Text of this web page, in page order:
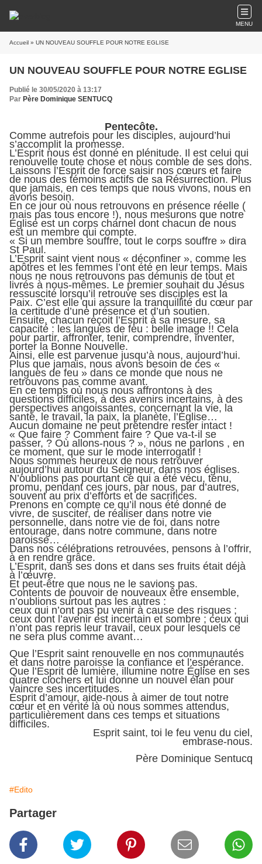
MENU
Accueil » UN NOUVEAU SOUFFLE POUR NOTRE EGLISE
UN NOUVEAU SOUFFLE POUR NOTRE EGLISE
Publié le 30/05/2020 à 13:17
Par Père Dominique SENTUCQ
Pentecôte.
Comme autrefois pour les disciples, aujourd’hui
s’accomplit la promesse.
L’Esprit nous est donné en plénitude. Il est celui qui
renouvelle toute chose et nous comble de ses dons.
Laissons l’Esprit de force saisir nos cœurs et faire
de nous des témoins actifs de sa Résurrection. Plus
que jamais, en ces temps que nous vivons, nous en
avons besoin.
En ce jour où nous retrouvons en présence réelle (
mais pas tous encore !), nous mesurons que notre
Église est un corps charnel dont chacun de nous
est un membre qui compte.
« Si un membre souffre, tout le corps souffre » dira
St Paul.
L’Esprit saint vient nous « déconfiner », comme les
apôtres et les femmes l’ont été en leur temps. Mais
nous ne nous retrouvons pas démunis de tout et
livrés à nous-mêmes. Le premier souhait du Jésus
ressuscité lorsqu’il retrouve ses disciples est la
Paix. C’est elle qui assure la tranquillité du cœur par
la certitude d’une présence et d’un soutien.
Ensuite, chacun reçoit l’Esprit à sa mesure, sa
capacité : les langues de feu : belle image !! Cela
pour partir, affronter, tenir, comprendre, inventer,
porter la Bonne Nouvelle.
Ainsi, elle est parvenue jusqu’à nous, aujourd’hui.
Plus que jamais, nous avons besoin de ces «
langues de feu » dans ce monde que nous ne
retrouvons pas comme avant.
En ce temps où nous nous affrontons à des
questions difficiles, à des avenirs incertains, à des
perspectives angoissantes, concernant la vie, la
santé, le travail, la paix, la planète, l’Église…
Aucun domaine ne peut prétendre rester intact !
« Que faire ? Comment faire ? Que va-t-il se
passer, ? Où allons-nous ? », nous ne parlons , en
ce moment, que sur le mode interrogatif !
Nous sommes heureux de nous retrouver
aujourd’hui autour du Seigneur, dans nos églises.
N’oublions pas pourtant ce qui a été vécu, tenu,
promu, pendant ces jours, par nous, par d’autres,
souvent au prix d’efforts et de sacrifices.
Prenons en compte ce qu’il nous été donné de
vivre, de susciter, de réaliser dans notre vie
personnelle, dans notre vie de foi, dans notre
entourage, dans notre commune, dans notre
paroisse…
Dans nos célébrations retrouvées, pensons à l’offrir,
à en rendre grâce.
L’Esprit, dans ses dons et dans ses fruits était déjà
à l’œuvre.
Et peut-être que nous ne le savions pas.
Contents de pouvoir de nouveaux être ensemble,
n’oublions surtout pas les autres :
ceux qui n’ont pas pu venir à cause des risques ;
ceux dont l’avenir est incertain et sombre ; ceux qui
n’ont pas repris leur travail, ceux pour lesquels ce
ne sera plus comme avant…
Que l’Esprit saint renouvelle en nos communautés
et dans notre paroisse la confiance et l’espérance.
Que l’Esprit de lumière, illumine notre Église en ses
quatre clochers et lui donne un nouvel élan pour
vaincre ses incertitudes.
Esprit d’amour, aide-nous à aimer de tout notre
cœur et en vérité là où nous sommes attendus,
particulièrement dans ces temps et situations
difficiles.
Esprit saint, toi le feu venu du ciel,
embrase-nous.
Père Dominique Sentucq
#Edito
Partager